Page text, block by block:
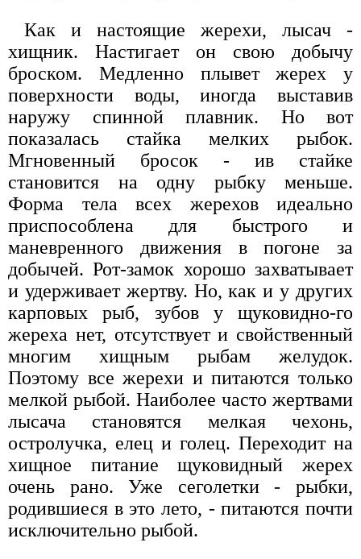
Как и настоящие жерехи, лысач -
хищник. Настигает он свою добычу
броском. Медленно плывет жерех у
поверхности воды, иногда выставив
наружу спинной плавник. Но вот
показалась стайка мелких рыбок.
Мгновенный бросок - ив стайке
становится на одну рыбку меньше.
Форма тела всех жерехов идеально
приспособлена для быстрого и
маневренного движения в погоне за
добычей. Рот-замок хорошо захватывает
и удерживает жертву. Но, как и у других
карповых рыб, зубов у щуковидно-го
жереха нет, отсутствует и свойственный
многим хищным рыбам желудок.
Поэтому все жерехи и питаются только
мелкой рыбой. Наиболее часто жертвами
лысача становятся мелкая чехонь,
остролучка, елец и голец. Переходит на
хищное питание щуковидный жерех
очень рано. Уже сеголетки - рыбки,
родившиеся в это лето, - питаются почти
исключительно рыбой.